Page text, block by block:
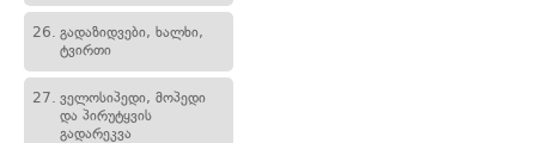
26. გადაზიდვები, ხალხი,
ტვირთი
27. ველოსიპედი, მოპედი
და პირუტყვის
გადარეკვა